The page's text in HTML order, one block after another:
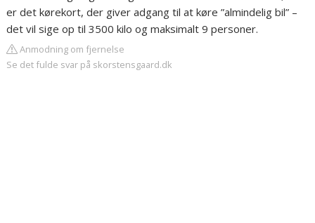
er det kørekort, der giver adgang til at køre ”almindelig bil” –
det vil sige op til 3500 kilo og maksimalt 9 personer.
Anmodning om fjernelse
Se det fulde svar på skorstensgaard.dk